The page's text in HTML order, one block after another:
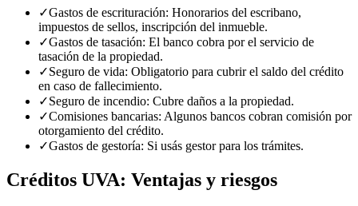
✓Gastos de escrituración: Honorarios del escribano,
impuestos de sellos, inscripción del inmueble.
✓Gastos de tasación: El banco cobra por el servicio de
tasación de la propiedad.
✓Seguro de vida: Obligatorio para cubrir el saldo del crédito
en caso de fallecimiento.
✓Seguro de incendio: Cubre daños a la propiedad.
✓Comisiones bancarias: Algunos bancos cobran comisión por
otorgamiento del crédito.
✓Gastos de gestoría: Si usás gestor para los trámites.
Créditos UVA: Ventajas y riesgos